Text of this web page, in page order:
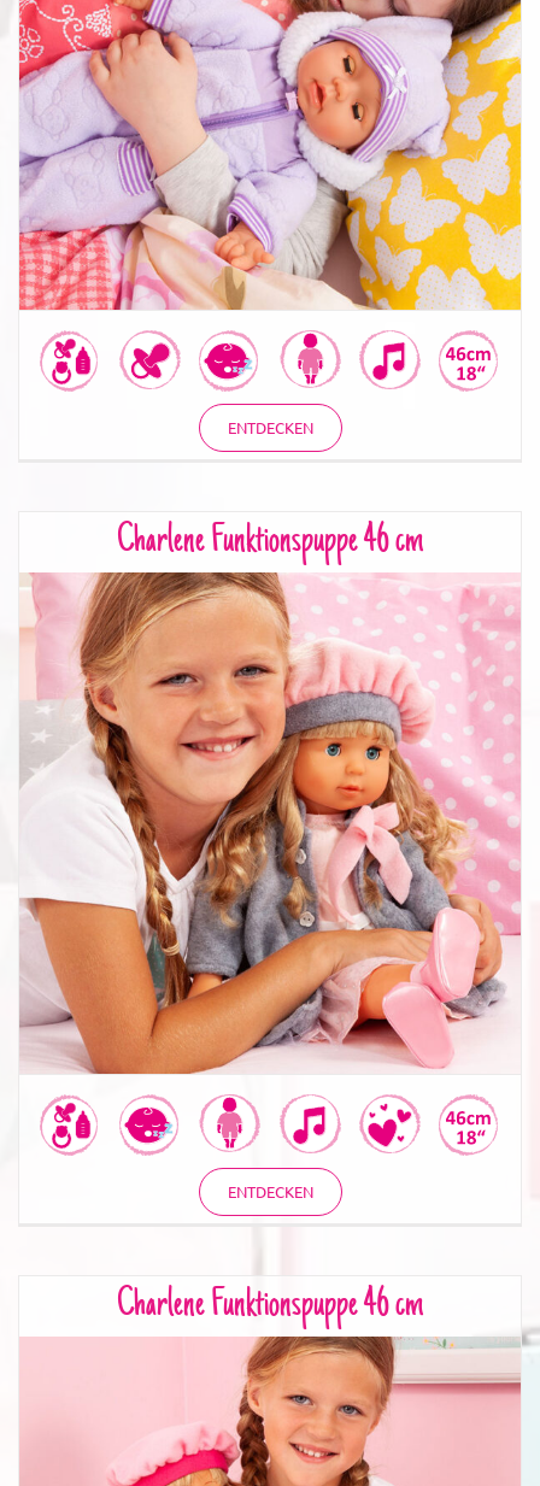
Piccolina Magic Eyes lila 46 cm
ENTDECKEN
Charlene Funktionspuppe 46 cm
Charlene Funktionspuppe 46 cm
ENTDECKEN
Charlene Funktionspuppe 46 cm